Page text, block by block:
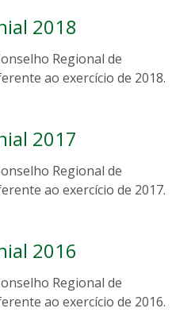
2018
Regional de
ao exercício de 2018.
2017
Regional de
ao exercício de 2017.
2016
Regional de
ao exercício de 2016.